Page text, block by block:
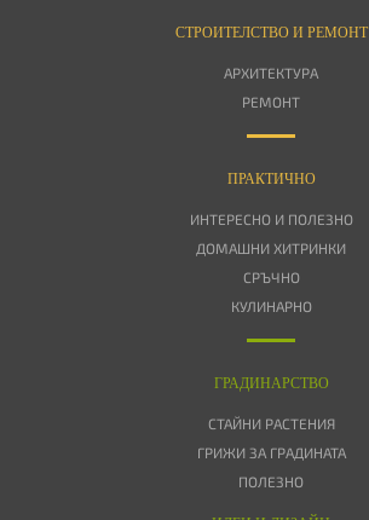
СТРОИТЕЛСТВО И РЕМОНТ
АРХИТЕКТУРА
РЕМОНТ
ПРАКТИЧНО
ИНТЕРЕСНО И ПОЛЕЗНО
ДОМАШНИ ХИТРИНКИ
СРЪЧНО
КУЛИНАРНО
ГРАДИНАРСТВО
СТАЙНИ РАСТЕНИЯ
ГРИЖИ ЗА ГРАДИНАТА
ПОЛЕЗНО